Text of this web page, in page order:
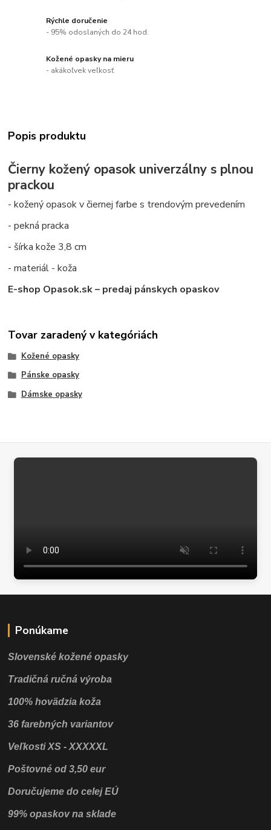
Rýchle doručenie
- 95% odoslaných do 24 hod.
Kožené opasky na mieru
- akákoľvek veľkosť
Popis produktu
Čierny kožený opasok univerzálny s plnou
prackou
- kožený opasok v čiernej farbe s trendovým prevedením
- pekná pracka
- šírka kože 3,8 cm
- materiál - koža
E-shop Opasok.sk – predaj pánskych opaskov
Tovar zaradený v kategóriách
Kožené opasky
Pánske opasky
Dámske opasky
Ponúkame
Slovenské kožené opasky
Tradičná ručná výroba
100% hovädzia koža
36 farebných variantov
Veľkosti XS - XXXXXL
Poštovné od 3,50 eur
Doručujeme do celej EÚ
99% opaskov na sklade